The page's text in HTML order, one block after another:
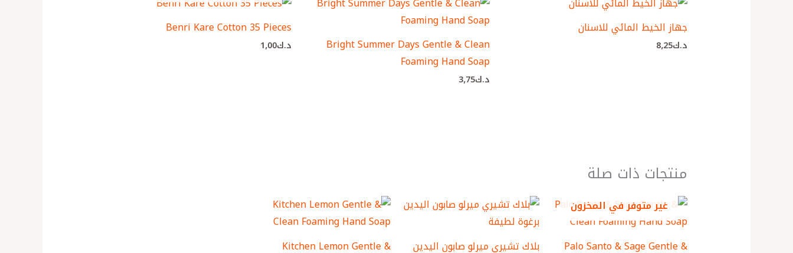
جهاز الخيط المائي للاسنان
د.ك8٫25
Bright Summer Days Gentle & Clean
Foaming Hand Soap
د.ك3٫75
Benri Kare Cotton 35 Pieces
د.ك1٫00
منتجات ذات صلة
غير متوفر في المخزون
Palo Santo & Sage Gentle &
بلاك تشيري ميرلو صابون اليدين
Kitchen Lemon Gentle &